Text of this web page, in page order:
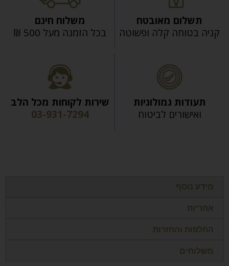
תשלום מאובטח
קניה בטוחה קלה ופשוטה
משלוח חינם
בכל הזמנה מעל 500 ₪
תעודות גמולוגיות
ואישורים לביטוח
שירות לקוחות מכל הלב
03-931-7294
מידע נוסף
אחריות
החלפות והחזרות
משלוחים